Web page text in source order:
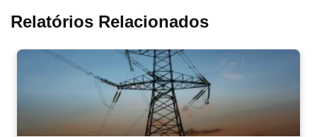
Relatórios Relacionados